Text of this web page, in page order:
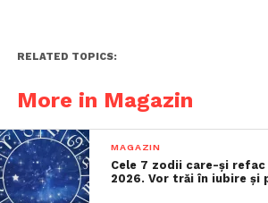
RELATED TOPICS:
More in Magazin
MAGAZIN
Cele 7 zodii care-și
2026. Vor trăi în iubire